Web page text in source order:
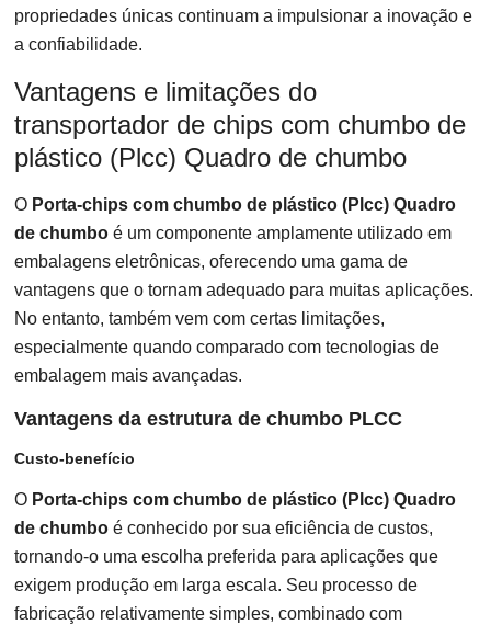
propriedades únicas continuam a impulsionar a inovação e
a confiabilidade.
Vantagens e limitações do
transportador de chips com chumbo de
plástico (Plcc) Quadro de chumbo
O Porta-chips com chumbo de plástico (Plcc) Quadro
de chumbo é um componente amplamente utilizado em
embalagens eletrônicas, oferecendo uma gama de
vantagens que o tornam adequado para muitas aplicações.
No entanto, também vem com certas limitações,
especialmente quando comparado com tecnologias de
embalagem mais avançadas.
Vantagens da estrutura de chumbo PLCC
Custo-benefício
O Porta-chips com chumbo de plástico (Plcc) Quadro
de chumbo é conhecido por sua eficiência de custos,
tornando-o uma escolha preferida para aplicações que
exigem produção em larga escala. Seu processo de
fabricação relativamente simples, combinado com